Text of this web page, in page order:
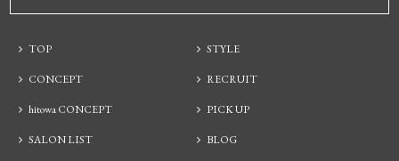
TOP
CONCEPT
hitowa CONCEPT
SALON LIST
STYLE
RECRUIT
PICK UP
BLOG